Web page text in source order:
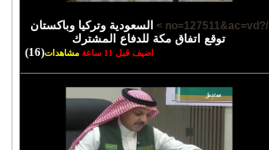
/?no=127511&ac=vd >
السعودية وتركيا وباكستان
توقع اتفاق مكة للدفاع المشترك
اضيف قبل 11 ساعة مشاهدات(16)